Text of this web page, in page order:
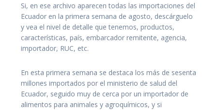
Si, en ese archivo aparecen todas las importaciones del
Ecuador en la primera semana de agosto, descárguelo
y vea el nivel de detalle que tenemos, productos,
características, país, embarcador remitente, agencia,
importador, RUC, etc.
En esta primera semana se destaca los más de sesenta
millones importados por el ministerio de salud del
Ecuador, seguido muy de cerca por un importador de
alimentos para animales y agroquímicos, y si